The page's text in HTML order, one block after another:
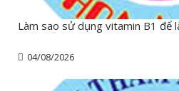
Làm sao sử dụng vitamin B1 để
04/08/2026